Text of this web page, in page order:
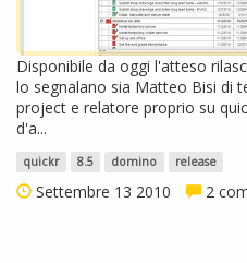
Disponibile da oggi l'atteso
lo segnalano sia Matteo Bisi di
project e relatore proprio su
d'a...
quickr 8.5 domino release
Settembre 13 2010 2